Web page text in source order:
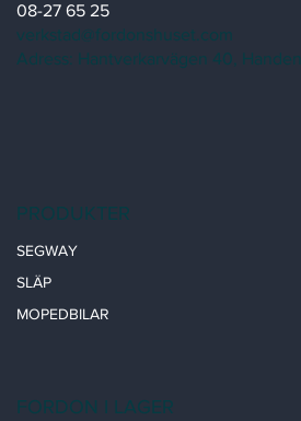
PRODUKTER
SEGWAY
SLÄP
MOPEDBILAR
FORDON I LAGER
08-27 65 25
verkstad@fordonshuset.com
Adress: Hantverkarvägen 40, Handen